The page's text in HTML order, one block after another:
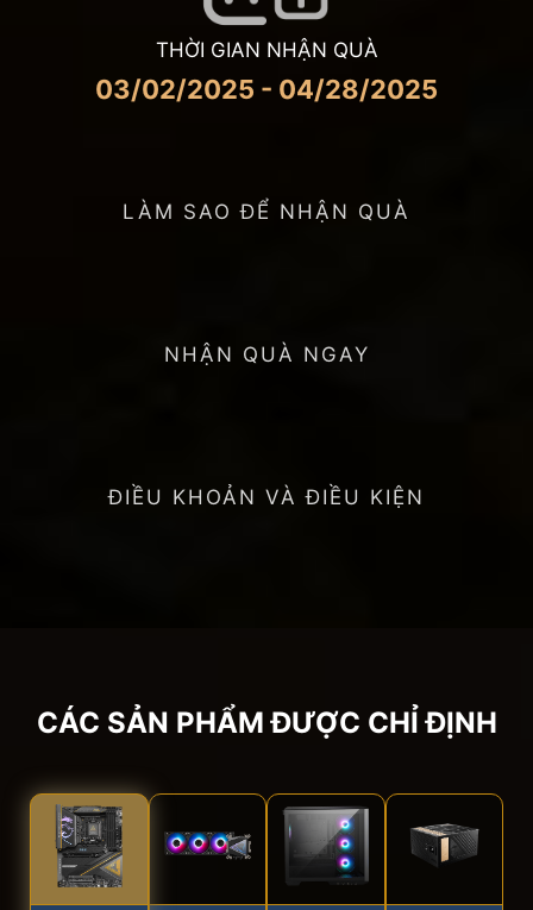
THỜI GIAN NHẬN QUÀ
03/02/2025 - 04/28/2025
LÀM SAO ĐỂ NHẬN QUÀ
NHẬN QUÀ NGAY
ĐIỀU KHOẢN VÀ ĐIỀU KIỆN
CÁC SẢN PHẨM ĐƯỢC CHỈ ĐỊNH